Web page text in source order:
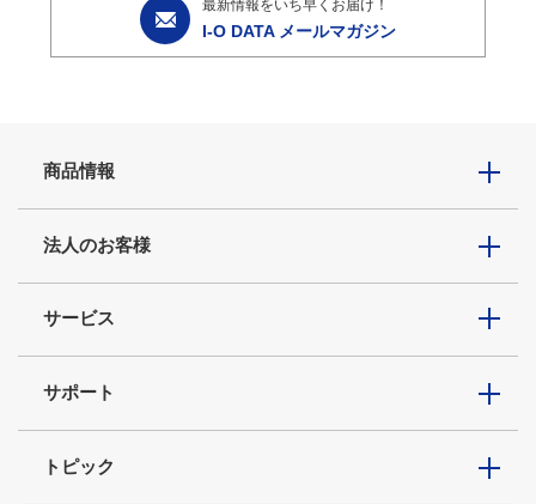
最新情報をいち早くお届け！
I-O DATA メールマガジン
商品情報
法人のお客様
サービス
サポート
トピック